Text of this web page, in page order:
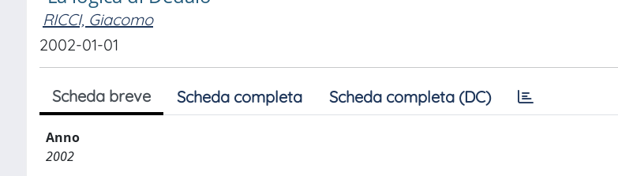
RICCI, Giacomo
2002-01-01
Scheda breve Scheda completa Scheda completa (DC)
Anno
2002